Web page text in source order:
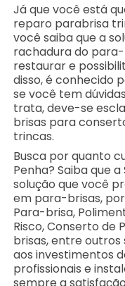
Já que você está
reparo parabrisa
você saiba que a
rachadura do
restaurar e
disso, é conhecido
se você tem
trata, deve-se
brisas para
trincas.
Busca por quanto
Penha? Saiba que
solução que você
em para-brisas,
Para-brisa,
Risco, Conserto de
brisas, entre outros
aos investimentos
profissionais e
sempre a